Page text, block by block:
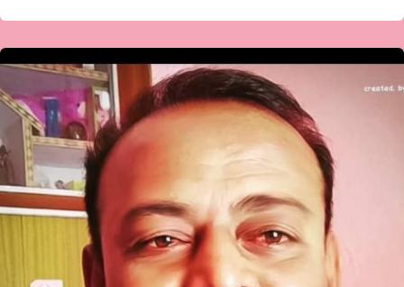
ಅವಟೇರ-
ಹಾಯ್ಕುಗಳು